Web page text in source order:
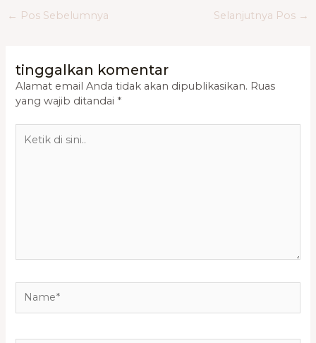
← Pos Sebelumnya Selanjutnya Pos →
tinggalkan komentar
Alamat email Anda tidak akan dipublikasikan. Ruas
yang wajib ditandai *